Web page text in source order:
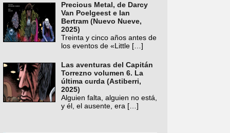
Precious Metal, de Darcy
Van Poelgeest e Ian
Bertram (Nuevo Nueve,
2025)
Treinta y cinco años antes de
los eventos de «Little […]
Las aventuras del Capitán
Torrezno volumen 6. La
última curda (Astiberri,
2025)
Alguien falta, alguien no está,
y él, el ausente, era […]